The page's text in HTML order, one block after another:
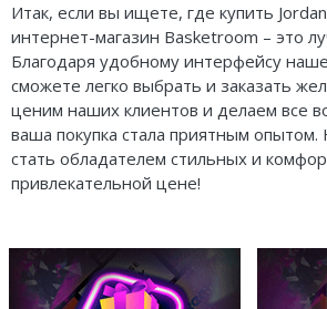
Итак, если вы ищете, где купить
интернет-магазин Basketroom – это
Благодаря удобному интерфейсу
сможете легко выбрать и заказать
ценим наших клиентов и делаем все
ваша покупка стала приятным
стать обладателем стильных и
привлекательной цене!